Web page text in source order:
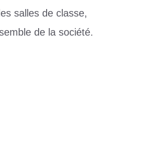
salles de classe,
de la société.